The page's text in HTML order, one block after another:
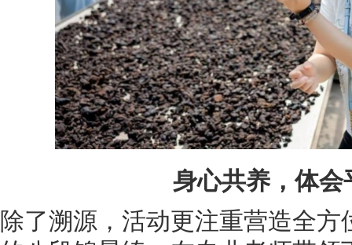
身心共养，体会
除了溯源，活动更注重营造全